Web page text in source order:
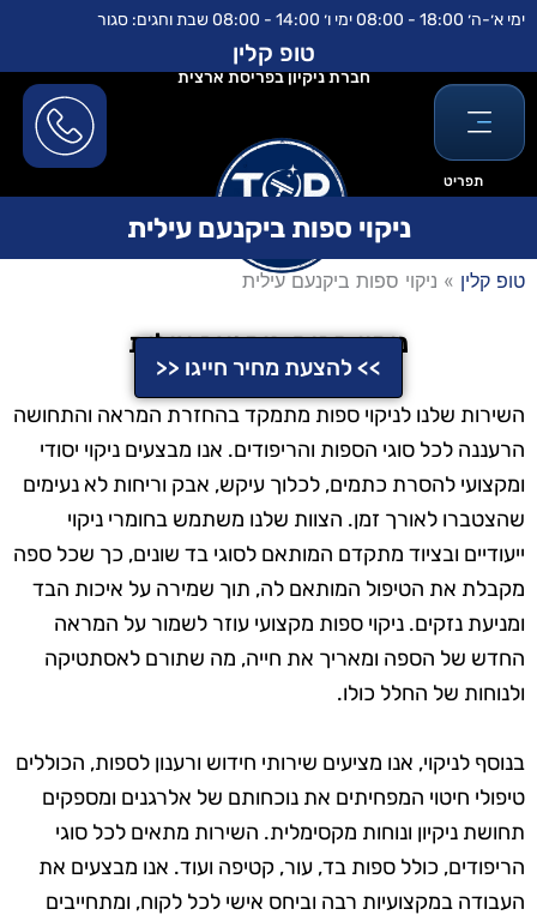
לתוכן
דילוג
ימי א׳-ה׳ 18:00 - 08:00 ימי ו׳ 14:00 - 08:00 שבת וחגים: סגור
תפריט
טופ קלין
חברת ניקיון בפריסת ארצית
ניקוי ספות ביקנעם עילית
טופ קלין » ניקוי ספות ביקנעם עילית
ניקוי ספות ביקנעם עילית
>> להצעת מחיר חייגו <<
השירות שלנו לניקוי ספות מתמקד בהחזרת המראה והתחושה
הרעננה לכל סוגי הספות והריפודים. אנו מבצעים ניקוי יסודי
ומקצועי להסרת כתמים, לכלוך עיקש, אבק וריחות לא נעימים
שהצטברו לאורך זמן. הצוות שלנו משתמש בחומרי ניקוי
ייעודיים ובציוד מתקדם המותאם לסוגי בד שונים, כך שכל ספה
מקבלת את הטיפול המותאם לה, תוך שמירה על איכות הבד
ומניעת נזקים. ניקוי ספות מקצועי עוזר לשמור על המראה
החדש של הספה ומאריך את חייה, מה שתורם לאסתטיקה
ולנוחות של החלל כולו.
בנוסף לניקוי, אנו מציעים שירותי חידוש ורענון לספות, הכוללים
טיפולי חיטוי המפחיתים את נוכחותם של אלרגנים ומספקים
תחושת ניקיון ונוחות מקסימלית. השירות מתאים לכל סוגי
הריפודים, כולל ספות בד, עור, קטיפה ועוד. אנו מבצעים את
העבודה במקצועיות רבה וביחס אישי לכל לקוח, ומתחייבים